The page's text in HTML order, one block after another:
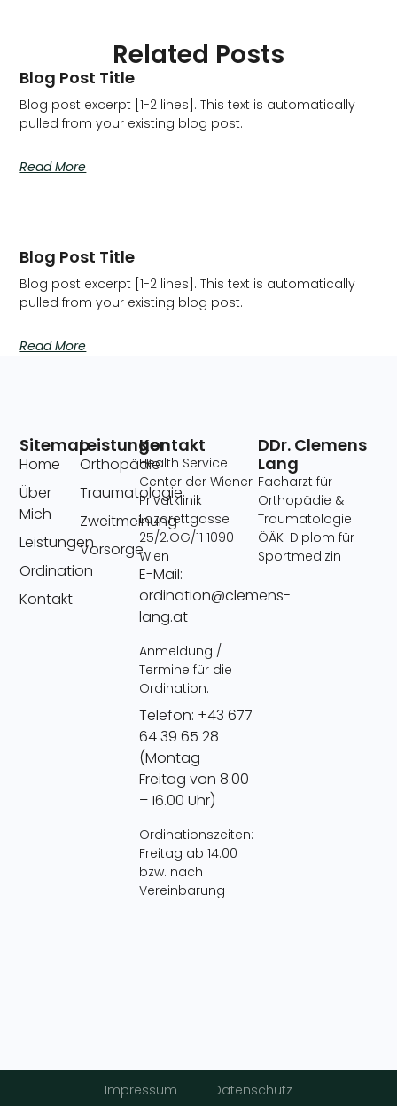
Related Posts
Blog Post Title
Blog post excerpt [1-2 lines]. This text is automatically
pulled from your existing blog post.
Read More
Blog Post Title
Blog post excerpt [1-2 lines]. This text is automatically
pulled from your existing blog post.
Read More
DDr. Clemens
Lang
Facharzt für
Orthopädie &
Traumatologie
ÖÄK-Diplom für
Sportmedizin
Leistungen
Orthopädie
Traumatologie
Zweitmeinung
Vorsorge
Sitemap
Home
Über
Mich
Leistungen
Ordination
Kontakt
Kontakt
Health Service
Center der Wiener
Privatklinik
Lazarettgasse
25/2.OG/11 1090
Wien
E-Mail:
ordination@clemens-
lang.at
Anmeldung /
Termine für die
Ordination:
Telefon: +43 677
64 39 65 28
(Montag –
Freitag von 8.00
– 16.00 Uhr)
Ordinationszeiten:
Freitag ab 14:00
bzw. nach
Vereinbarung
Impressum Datenschutz